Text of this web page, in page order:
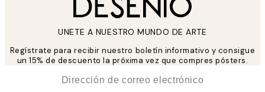
UNETE A NUESTRO MUNDO DE ARTE
Regístrate para recibir nuestro boletín informativo y consigue
un 15% de descuento la próxima vez que compres pósters.